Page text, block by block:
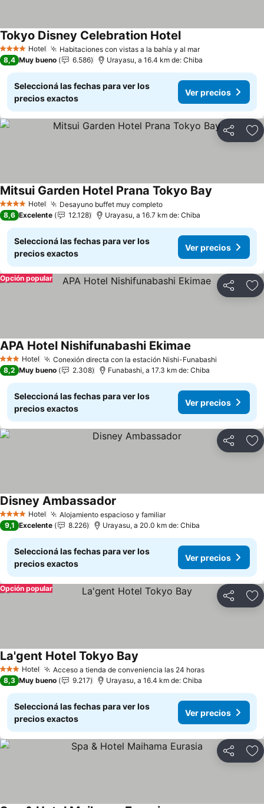
4 EstrellasHotel Habitaciones con vistas a la bahía y al mar
Tokyo Disney Celebration Hotel
8,4 Muy bueno 6.586 Urayasu, a 16.4 km de: Chiba
Seleccioná las fechas para ver los
precios exactos
Ver precios
Compartir
4 EstrellasHotel Desayuno buffet muy completo
Mitsui Garden Hotel Prana Tokyo Bay
8,6 Excelente 12.128 Urayasu, a 16.7 km de: Chiba
Seleccioná las fechas para ver los
precios exactos
Ver precios
Compartir
Opción popular
3 Estrellas
Hotel Conexión directa con la estación Nishi-Funabashi
APA Hotel Nishifunabashi Ekimae
8,2 Muy bueno 2.308 Funabashi, a 17.3 km de: Chiba
Seleccioná las fechas para ver los
precios exactos
Ver precios
Compartir
4 EstrellasHotel Alojamiento espacioso y familiar
Disney Ambassador
9,1 Excelente 8.226 Urayasu, a 20.0 km de: Chiba
Seleccioná las fechas para ver los
precios exactos
Ver precios
Compartir
Opción popular
3 Estrellas
Hotel Acceso a tienda de conveniencia las 24 horas
La'gent Hotel Tokyo Bay
8,3 Muy bueno 9.217 Urayasu, a 16.4 km de: Chiba
Seleccioná las fechas para ver los
precios exactos
Ver precios
Compartir